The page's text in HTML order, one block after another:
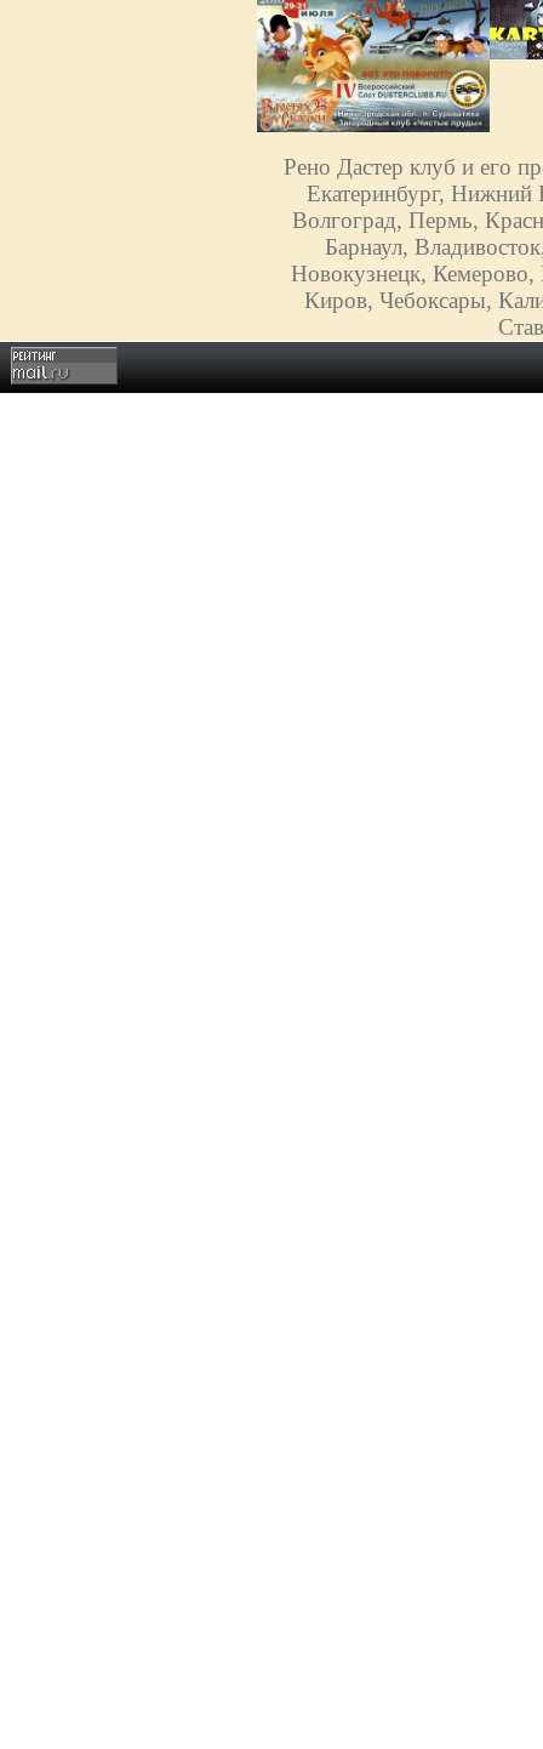
Рено Дастер клуб и его
Екатеринбург, Нижний
Волгоград, Пермь,
Барнаул,
Новокузнецк,
Киров, Чебоксары,